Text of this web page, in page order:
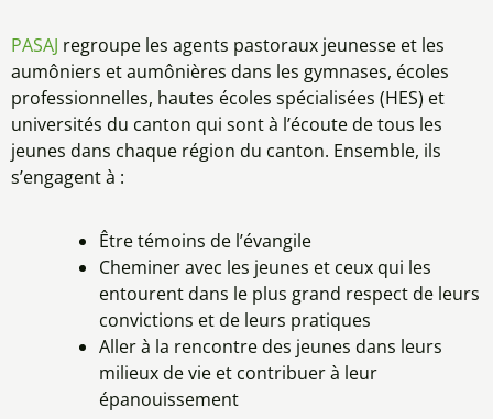
PASAJ regroupe les agents pastoraux jeunesse et les
aumôniers et aumônières dans les gymnases, écoles
professionnelles, hautes écoles spécialisées (HES) et
universités du canton qui sont à l’écoute de tous les
jeunes dans chaque région du canton. Ensemble, ils
s’engagent à :
Être témoins de l’évangile
Cheminer avec les jeunes et ceux qui les
entourent dans le plus grand respect de leurs
convictions et de leurs pratiques
Aller à la rencontre des jeunes dans leurs
milieux de vie et contribuer à leur
épanouissement